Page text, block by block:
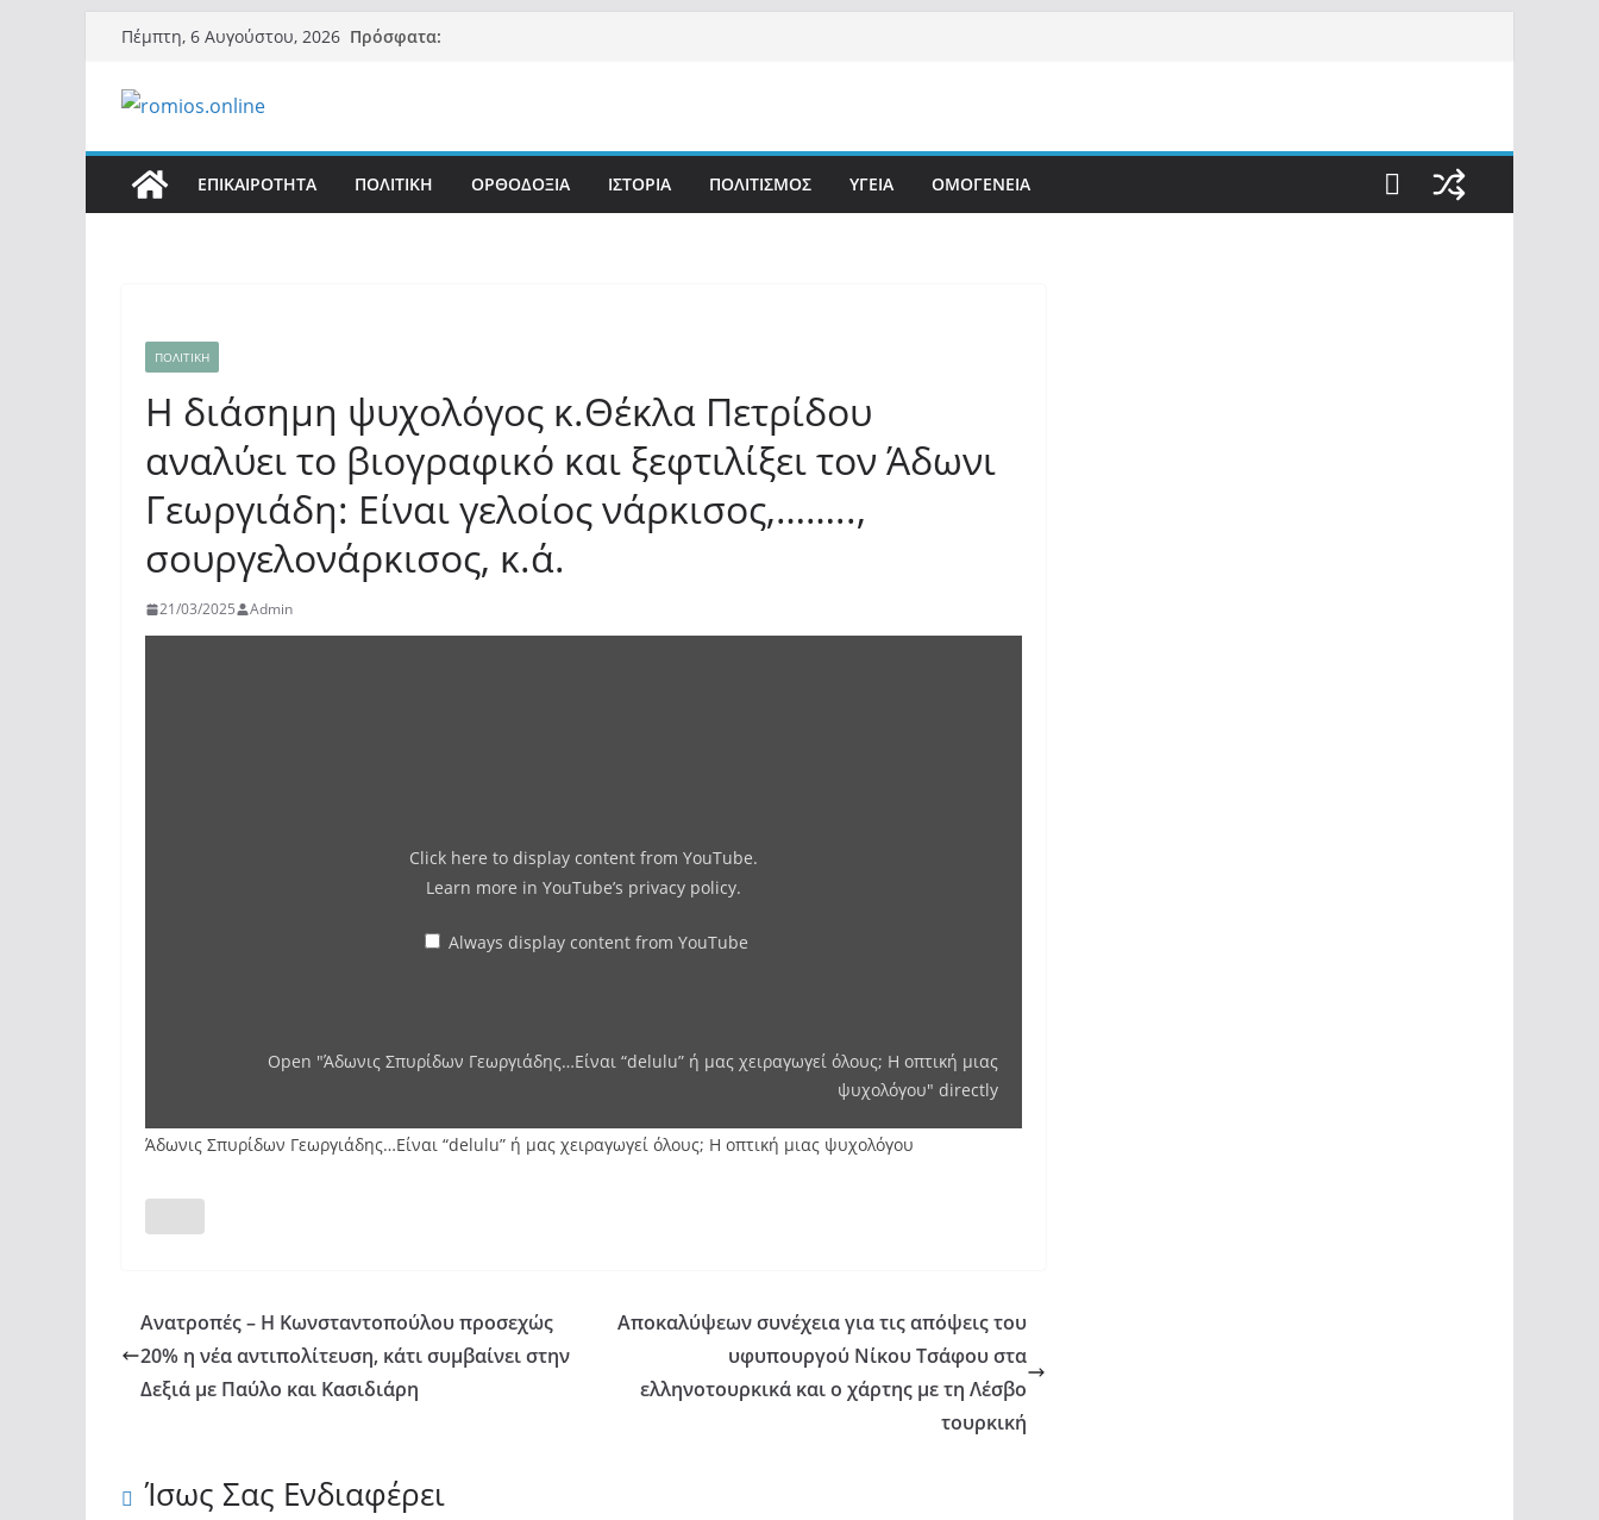
Μετάβαση
περιεχόμενο
Πέμπτη, 6 Αυγούστου, 2026 Πρόσφατα:
ΕΠΙΚΑΙΡΟΤΗΤΑ ΠΟΛΙΤΙΚΗ ΟΡΘΟΔΟΞΙΑ ΙΣΤΟΡΙΑ ΠΟΛΙΤΙΣΜΟΣ ΥΓΕΙΑ ΟΜΟΓΕΝΕΙΑ
ΠΟΛΙΤΙΚΗ
Η διάσημη ψυχολόγος κ.Θέκλα Πετρίδου
αναλύει το βιογραφικό και ξεφτιλίξει τον Άδωνι
Γεωργιάδη: Είναι γελοίος νάρκισος,……..,
σουργελονάρκισος, κ.ά.
21/03/2025 Admin
ή
μας
όλους;
μιας
YouTube
Click here to display content from YouTube.
Learn more in YouTube’s privacy policy.
Always display content from YouTube
Open "Άδωνις Σπυρίδων Γεωργιάδης…Είναι “delulu” ή μας χειραγωγεί όλους; Η οπτική μιας
ψυχολόγου" directly
Άδωνις Σπυρίδων Γεωργιάδης…Είναι “delulu” ή μας χειραγωγεί όλους; Η οπτική μιας ψυχολόγου
Ανατροπές – Η Κωνσταντοπούλου προσεχώς
20% η νέα αντιπολίτευση, κάτι συμβαίνει στην
Δεξιά με Παύλο και Κασιδιάρη
Αποκαλύψεων συνέχεια για τις απόψεις του
υφυπουργού Νίκου Τσάφου στα
ελληνοτουρκικά και ο χάρτης με τη Λέσβο
τουρκική
Ίσως Σας Ενδιαφέρει